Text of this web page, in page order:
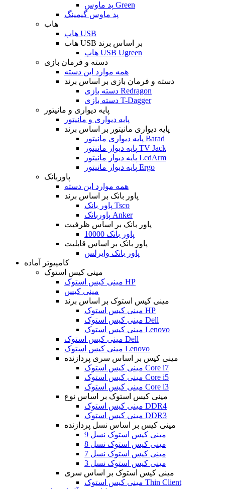
پد ماوس Green
پد ماوس گیمینگ
هاب
هاب USB
هاب USB بر اساس برند
هاب USB Ugreen
دسته و فرمان بازی
همه موارد این دسته
دسته و فرمان بازی بر اساس برند
دسته بازی Redragon
دسته بازی T-Dagger
پایه دیواری و مانیتور
پایه دیواری و مانیتور
پایه دیواری مانیتور بر اساس برند
پایه دیواری مانیتور Barad
پایه دیوار مانیتور TV Jack
پایه دیوار مانیتور LcdArm
پایه دیوار مانیتور Ergo
پاوربانک
همه موارد این دسته
پاور بانک بر اساس برند
پاور بانک Tsco
پاوربانک Anker
پاور بانک بر اساس ظرفیت
پاور بانک 10000
پاور بانک بر اساس قابلیت
پاور بانک وایرلس
کامپیوتر آماده
مینی کیس استوک
مینی کیس استوک HP
مینی کیس
مینی کیس استوک بر اساس برند
مینی کیس استوک HP
مینی کیس استوک Dell
مینی کیس استوک Lenovo
مینی کیس استوک Dell
مینی کیس استوک Lenovo
مینی کیس بر اساس سری پردازنده
مینی کیس استوک Core i7
مینی کیس استوک Core i5
مینی کیس استوک Core i3
مینی کیس استوک بر اساس نوع
مینی کیس استوک DDR4
مینی کیس استوک DDR3
مینی کیس بر اساس نسل پردازنده
مینی کیس استوک نسل 9
مینی کیس استوک نسل 8
مینی کیس استوک نسل 7
مینی کیس استوک نسل 3
مینی کیس استوک بر اساس سری
مینی کیس استوک Thin Client